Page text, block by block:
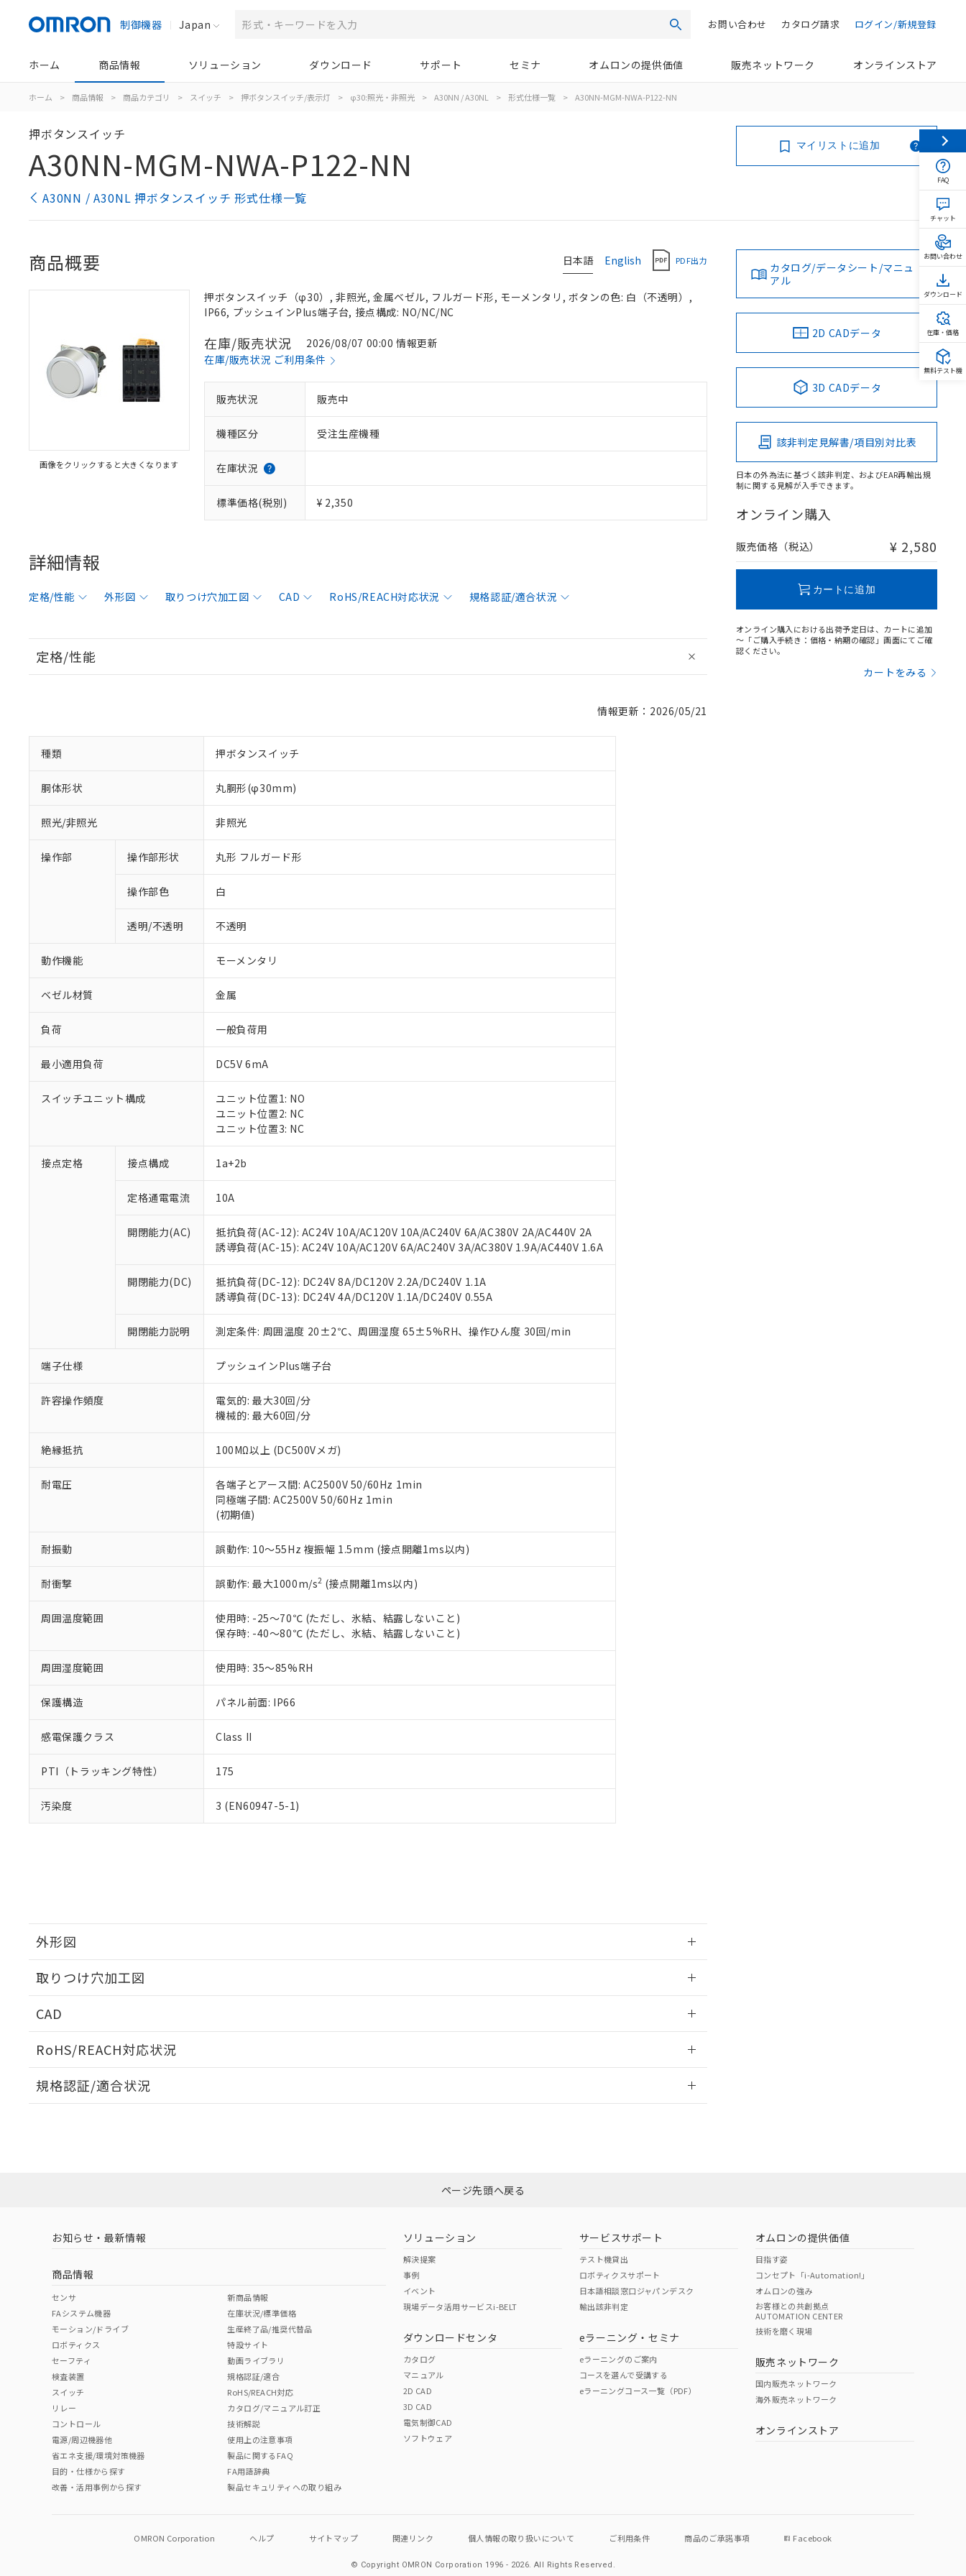
制御機器 Japan 検索 ログイン/新規登録
カタログ請求
お問い合わせ
ホーム 商品情報 ソリューション ダウンロード サポート セミナ オムロンの提供価値 販売ネットワーク オンラインストア
ホーム > 商品情報 > 商品カテゴリ > スイッチ > 押ボタンスイッチ/表示灯 > φ30:照光・非照光 > A30NN / A30NL > 形式仕様一覧 > A30NN-MGM-NWA-P122-NN
押ボタンスイッチ
A30NN-MGM-NWA-P122-NN
A30NN / A30NL 押ボタンスイッチ 形式仕様一覧
マイリストに追加
日本語 English PDF出力
商品概要
画像をクリックすると大きくなります
押ボタンスイッチ（φ30）, 非照光, 金属ベゼル, フルガード形, モーメンタリ, ボタンの色: 白（不透明）,
IP66, プッシュインPlus端子台, 接点構成: NO/NC/NC
在庫/販売状況
2026/08/07 00:00 情報更新
在庫/販売状況 ご利用条件
販売状況 販売中
機種区分 受注生産機種
在庫状況
標準価格(税別) ¥ 2,350
詳細情報
定格/性能 外形図 取りつけ穴加工図 CAD RoHS/REACH対応状況 規格認証/適合状況
定格/性能
情報更新：2026/05/21
種類 押ボタンスイッチ
胴体形状 丸胴形(φ30mm)
照光/非照光 非照光
操作部 操作部形状 丸形 フルガード形
操作部色 白
透明/不透明 不透明
動作機能 モーメンタリ
ベゼル材質 金属
負荷 一般負荷用
最小適用負荷 DC5V 6mA
スイッチユニット構成
ユニット位置1: NO
ユニット位置2: NC
ユニット位置3: NC
接点定格 接点構成 1a+2b
定格通電電流 10A
開閉能力(AC)
抵抗負荷(AC-12): AC24V 10A/AC120V 10A/AC240V 6A/AC380V 2A/AC440V 2A
誘導負荷(AC-15): AC24V 10A/AC120V 6A/AC240V 3A/AC380V 1.9A/AC440V 1.6A
開閉能力(DC)
抵抗負荷(DC-12): DC24V 8A/DC120V 2.2A/DC240V 1.1A
誘導負荷(DC-13): DC24V 4A/DC120V 1.1A/DC240V 0.55A
開閉能力説明 測定条件: 周囲温度 20±2℃、周囲湿度 65±5%RH、操作ひん度 30回/min
端子仕様 プッシュインPlus端子台
許容操作頻度
電気的: 最大30回/分
機械的: 最大60回/分
絶縁抵抗 100MΩ以上 (DC500Vメガ)
耐電圧
各端子とアース間: AC2500V 50/60Hz 1min
同極端子間: AC2500V 50/60Hz 1min
(初期値)
耐振動 誤動作: 10～55Hz 複振幅 1.5mm (接点開離1ms以内)
耐衝撃 誤動作: 最大1000m/s2 (接点開離1ms以内)
周囲温度範囲
使用時: -25～70℃ (ただし、氷結、結露しないこと)
保存時: -40～80℃ (ただし、氷結、結露しないこと)
周囲湿度範囲 使用時: 35～85%RH
保護構造 パネル前面: IP66
感電保護クラス Class II
PTI（トラッキング特性） 175
汚染度 3 (EN60947-5-1)
外形図
取りつけ穴加工図
CAD
RoHS/REACH対応状況
EU RoHS 注意事項・凡例
ダウンロードはこちら
中国 RoHS 注意事項・凡例
中国 RoHS表
Pb Hg Cr(VI)
O O
"対応済み"や非含有の記載がされた商品であっても、流通在庫等で未対応品が混在する可能性があります。
非含有品が必要な際は、弊社営業部門もしくは販売店へお問い合わせください。
規格認証/適合状況
カタログ/データシート/マニュ
アル
2D CADデータ
3D CADデータ
該非判定見解書/項目別対比表
日本の外為法に基づく該非判定、およびEAR再輸出規
制に関する見解が入手できます。
オンライン購入
販売価格（税込） ¥ 2,580
カートに追加
オンライン購入における出荷予定日は、カートに追加
～「ご購入手続き：価格・納期の確認」画面にてご確
認ください。
カートをみる
ご利用条件
以下の条件をお読みいただき、同意のうえご利用ください。
本サービスは、当社制御機器事業取扱商品の当社在庫状況および標準価格(税抜)を提供させていただ
くものです。
当社制御機器事業取扱商品の中には、本サービスの対象外となる商品もあることをご了承ください。
のであり、閲覧された時点での実際の在庫および標準価格とは異なる場合があることをご了承くださ
い。
正式な納期状況および標準価格はお客様のお取引先、またはお客様担当のオムロン制御機器販売店・
当社販売員にご相談ください。
オムロン制御機器販売店や当社販売拠点は「販売ネットワーク
」をご確認ください。
在庫状況および標準価格結果を当社の事前の承諾なく第三者に漏洩または開示しないようお願いしま
マイパーツ機能（部品リスト作成サービス）をご利用いただくには、I-Webメンバーズにご登録され
ている必要があります。
お客様が当ウェブサイト上で当社にご登録された部品リストについて、当社および当社の共同利用者
さい。
※当社の共同利用者とは、"個人情報の共同利用に関して"
の「1.共同利用者の範囲」に記載されて
いる法人を指します。
※1 対応状況
対応済み：EU RoHS指令（10物質）の非含有に対応した製品が提供可能な商品です。
対応予定：EU RoHS指令（10物質）の非含有に対応した製品に切り替える予定のある商品です。
対応予定なし：EU RoHS指令（10物質）の非含有に非対応の商品で、対応品を出す予定はありません。
非該当品：ライセンス料など無形物で、有害物質有無と関係のない商品です。
仕入先様の事情により、非含有部品としていたものが、含有品と判明した場合などやむを得ず変更すること
があります。
*EU RoHS指令（10物質）：
鉛(Pb) 1000ppm以下、 水銀(Hg) 1000ppm以下、 カドミウム(Cd) 100ppm以下、
六価クロム(Cr(Ⅵ)) 1000ppm以下、ポリ臭化ビフェニル類(PBB) 1000ppm以下、ポリ臭化ジフェニルエーテル類(PBDE) 1000ppm以下、
但し、RoHS指令で産業用監視および制御機器に対する適用除外項目は除く。
フタル酸エステル類の４物質については閾値を超える意図的な使用がないことを確認しています。
※2 対応予定月
部品在庫の切り替え状況などにより、予定月が前後することがあります。
※3 非含有証明書ダウンロード
下記の非含有証明書をダウンロードすることができます。
EU RoHS指令（10物質）の非含有証明書
51物質の非含有証明書（当社基準）
※本証明書は発行日時点で非含有を証明するもので、過去に遡って非含有を証明するものではありません。
また、RoHS指令のフタル酸エステル類４物質の対応では、対応完了までの期間は出荷製品に未対応品が
混在することから備考欄に対応日を記載しておりました。
り割愛しております。
※1 中国RoHS○×表
「－」：未確認です。当社販売部門へお問い合わせください。
*中国RoHS10物質の基準値 (GB/T26572)：
Pb(鉛) :1000ppm、 Hg(水銀) : 1000ppm、 Cd(カドミウム) : 100ppm、
Cr(Ⅵ)(六価クロム) : 1000ppm、 PBBs(ポリ臭化ビフェニル類) : 1000ppm、 PBDEs(ポリ臭化ジフェニルエーテル類) : 1000ppm、
DBP(フタル酸ジブチル) : 1000ppm、 DIBP(フタル酸ジイソブチル) : 1000ppm、 BBP(フタル酸ブチルベンジル) : 1000ppm、
DEHP(フタル酸ビス(2-エチルヘキシル)) : 1000ppm
※2 環境保護使用期限
「ｅ」：有害物質（10物質）のすべてが基準値以下であることを示します。
「10」：通常の使用状況下において有害物質が外部に漏えいし、環境に深刻な影響を及ぼさない年数を意
味します。
当社は、これら貴社製品のうち、外国為替および外国貿易法に定める商品（以下｢規制貨物等」とい
う）を輸出または国外への提供する場合は、日本国政府の輸出許可(または役務取引許可)を取得する
当社は規制貨物を破棄する場合は、完全に破砕するなど、違法に輸出されないよう必要な手段を講じ
ます。
当社は貴社製品を、核兵器、ミサイル、化学兵器、生物兵器またはその他武器並びにこれらの製造装
当社は、貴社製品を第三者に販売する場合は、上記1、2および3の内容を当該第三者に通知します。
また当社は、販売先および販売に係わる関係者が違法に輸出するおそれがある場合は、取り引きをい
たしません。
記
号
説明
○ 一定数以上の在庫あり
△ 一定数には満たないが在庫あり
－
在庫なし(最新の在庫状況については、お客様のお取引先、またはお客様担当のオムロン制御
機器販売店・当社販売員にご確認ください)
空
白
受注生産機種、また在庫状況の情報を公開していない機種
ページ先頭へ戻る
お知らせ・最新情報
商品情報
センサ
FAシステム機器
モーション/ドライブ
ロボティクス
セーフティ
検査装置
スイッチ
リレー
コントロール
電源/周辺機器他
省エネ支援/環境対策機器
目的・仕様から探す
改善・活用事例から探す
新商品情報
在庫状況/標準価格
生産終了品/推奨代替品
特設サイト
動画ライブラリ
規格認証/適合
RoHS/REACH対応
カタログ/マニュアル訂正
技術解説
使用上の注意事項
製品に関するFAQ
FA用語辞典
製品セキュリティへの取り組み
ソリューション
解決提案
事例
イベント
現場データ活用サービスi-BELT
ダウンロードセンタ
カタログ
マニュアル
2D CAD
3D CAD
電気制御CAD
ソフトウェア
サービスサポート
テスト機貸出
ロボティクスサポート
日本語相談窓口ジャパンデスク
輸出該非判定
eラーニング・セミナ
eラーニングのご案内
コースを選んで受講する
eラーニングコース一覧（PDF）
オムロンの提供価値
目指す姿
コンセプト「i-Automation!」
オムロンの強み
お客様との共創拠点
AUTOMATION CENTER
技術を磨く現場
販売ネットワーク
国内販売ネットワーク
海外販売ネットワーク
オンラインストア
OMRON Corporation ヘルプ サイトマップ 関連リンク 個人情報の取り扱いについて ご利用条件 商品のご承諾事項 Facebook
© Copyright OMRON Corporation 1996 - 2026.All Rights Reserved.
FAQ
チャット
お問い合わせ
ダウンロード
在庫・価格
無料テスト機